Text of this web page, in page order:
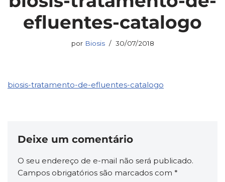
efluentes-catalogo
por Biosis 30/07/2018
biosis-tratamento-de-efluentes-catalogo
Deixe um comentário
O seu endereço de e-mail não será publicado.
Campos obrigatórios são marcados com *